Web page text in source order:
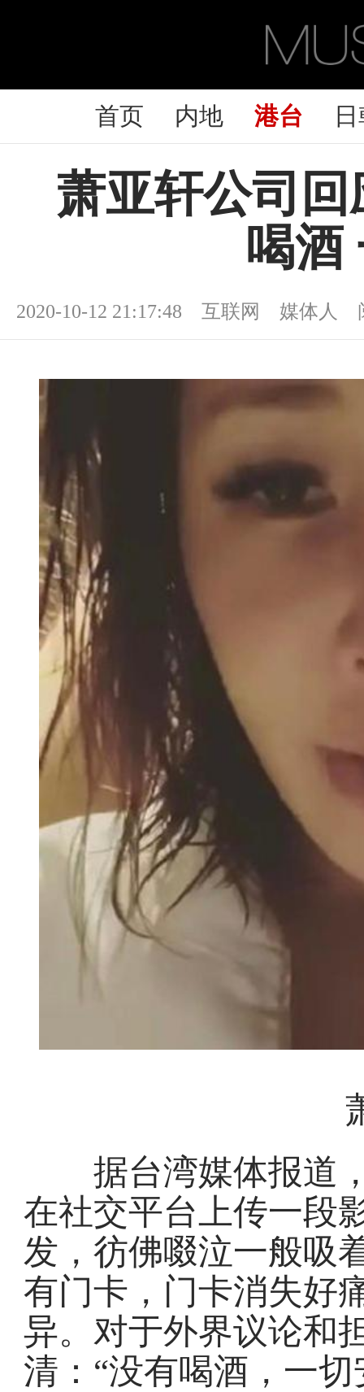
首页 内地 港台
萧亚轩公司
喝酒
2020-10-12 21:17:48 互联网 媒体人
据台湾媒体报道，
在社交平台上传一段
发，彷佛啜泣一般吸
有门卡，门卡消失好
异。对于外界议论和
清：“没有喝酒，一